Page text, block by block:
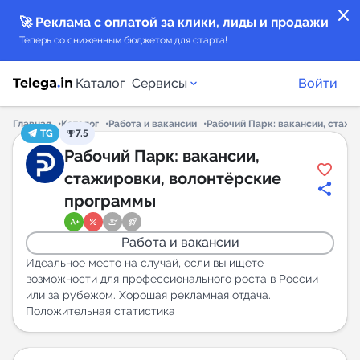
close
🚀 Реклама с оплатой за клики, лиды и продажи
Теперь со сниженным бюджетом для старта!
Каталог Сервисы
Каталог каналов
Каталог ботов
Горящие предложения
Индекс читаемости каналов в Telegram
New
Аналитика MAX каналов
Войти
Главная Каталог Работа и вакансии
Рабочий Парк: вакансии,
TG
7.5
Рабочий Парк: вакансии,
стажировки, волонтёрские
программы
Работа и вакансии
Идеальное место на случай, если вы ищете
возможности для профессионального роста в России
или за рубежом. Хорошая рекламная отдача.
Положительная статистика